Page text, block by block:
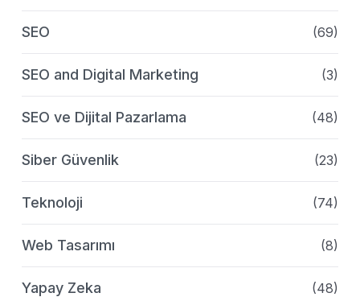
SEO (69)
SEO and Digital Marketing (3)
SEO ve Dijital Pazarlama (48)
Siber Güvenlik (23)
Teknoloji (74)
Web Tasarımı (8)
Yapay Zeka (48)